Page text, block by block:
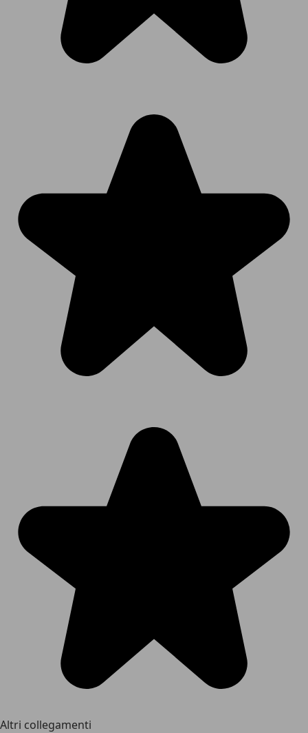
Altri collegamenti